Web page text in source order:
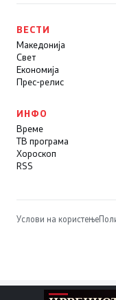
ВЕСТИ
Македонија
Свет
Економија
Прес-релис
ИНФО
Време
ТВ програма
Хороскоп
RSS
Услови на користење